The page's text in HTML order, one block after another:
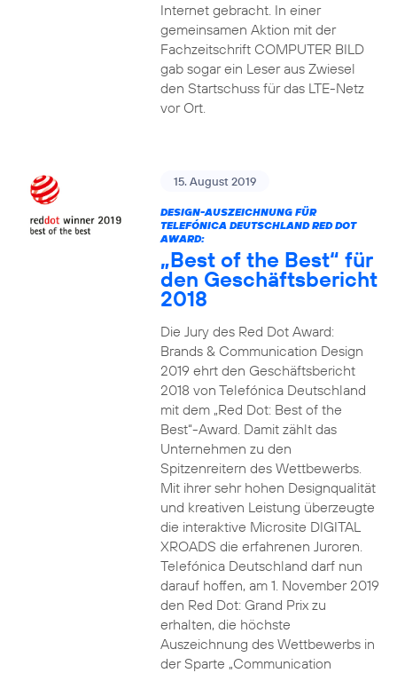
Internet gebracht. In einer
gemeinsamen Aktion mit der
Fachzeitschrift COMPUTER BILD
gab sogar ein Leser aus Zwiesel
den Startschuss für das LTE-Netz
vor Ort.
15. August 2019
DESIGN-AUSZEICHNUNG FÜR
TELEFÓNICA DEUTSCHLAND RED DOT
AWARD:
„Best of the Best“ für
den Geschäftsbericht
2018
Die Jury des Red Dot Award:
Brands & Communication Design
2019 ehrt den Geschäftsbericht
2018 von Telefónica Deutschland
mit dem „Red Dot: Best of the
Best“-Award. Damit zählt das
Unternehmen zu den
Spitzenreitern des Wettbewerbs.
Mit ihrer sehr hohen Designqualität
und kreativen Leistung überzeugte
die interaktive Microsite DIGITAL
XROADS die erfahrenen Juroren.
Telefónica Deutschland darf nun
darauf hoffen, am 1. November 2019
den Red Dot: Grand Prix zu
erhalten, die höchste
Auszeichnung des Wettbewerbs in
der Sparte „Communication